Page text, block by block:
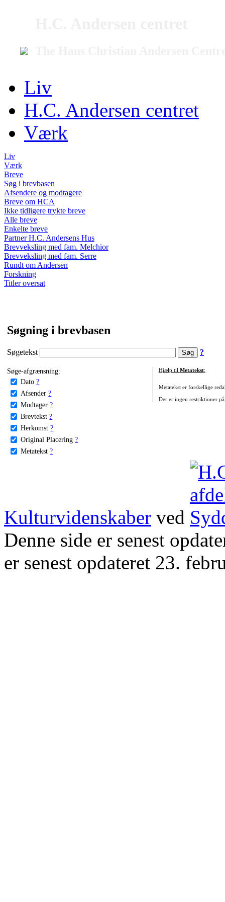
Liv
H.C. Andersen centret
Værk
Liv
Værk
Breve
Søg i brevbasen
Afsendere og modtagere
Breve om HCA
Ikke tidligere trykte breve
Alle breve
Enkelte breve
Partner H.C. Andersens Hus
Brevveksling med fam. Melchior
Brevveksling med fam. Serre
Rundt om Andersen
Forskning
Titler oversat
Søgning i brevbasen
Søgetekst ?
Søge-afgrænsning:
Dato ?
Afsender ?
Modtager ?
Brevtekst ?
Herkomst ?
Original Placering ?
Metatekst ?
Hjælp til Metatekst:
Metatekst er forskellige
Der er ingen restriktioner
Kulturvidenskaber ved
Denne side er senest
er senest opdateret 23.